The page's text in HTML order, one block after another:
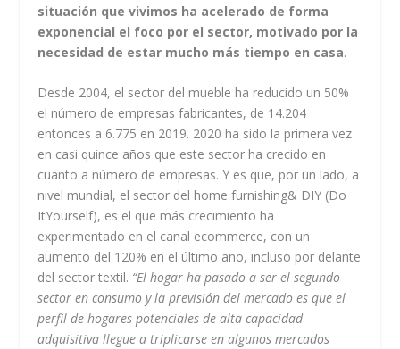
situación que vivimos ha acelerado de forma
exponencial el foco por el sector, motivado por la
necesidad de estar mucho más tiempo en casa.
Desde 2004, el sector del mueble ha reducido un 50%
el número de empresas fabricantes, de 14.204
entonces a 6.775 en 2019. 2020 ha sido la primera vez
en casi quince años que este sector ha crecido en
cuanto a número de empresas. Y es que, por un lado, a
nivel mundial, el sector del home furnishing& DIY (Do
ItYourself), es el que más crecimiento ha
experimentado en el canal ecommerce, con un
aumento del 120% en el último año, incluso por delante
del sector textil. “El hogar ha pasado a ser el segundo
sector en consumo y la previsión del mercado es que el
perfil de hogares potenciales de alta capacidad
adquisitiva llegue a triplicarse en algunos mercados